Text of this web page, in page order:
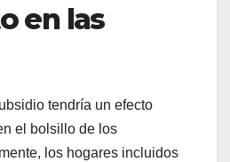
en las
tendría un efecto
el bolsillo de los
los hogares incluidos